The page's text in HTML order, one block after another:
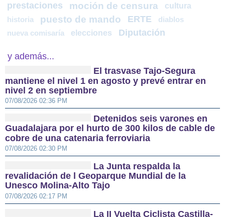
prestaciones moción de censura cultura
historia puesto de mando ERTE
diablos
nueva comisaría
elecciones Diputación
y además...
El trasvase Tajo-Segura
mantiene el nivel 1 en agosto y prevé entrar en
nivel 2 en septiembre
07/08/2026 02:36 PM
Detenidos seis varones en
Guadalajara por el hurto de 300 kilos de cable de
cobre de una catenaria ferroviaria
07/08/2026 02:30 PM
La Junta respalda la
revalidación de l Geoparque Mundial de la
Unesco Molina-Alto Tajo
07/08/2026 02:17 PM
La II Vuelta Ciclista Castilla-